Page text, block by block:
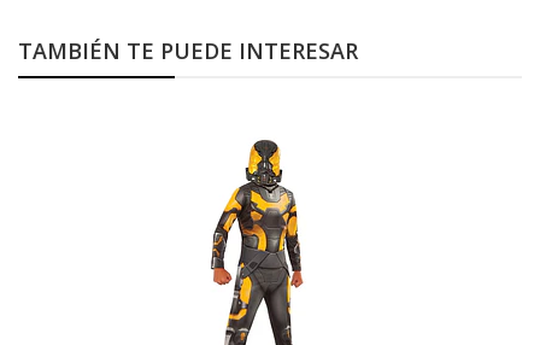
TAMBIÉN TE PUEDE INTERESAR